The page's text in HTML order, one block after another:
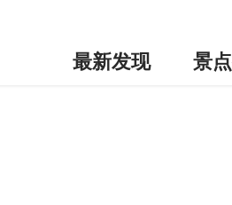
最新发现 景